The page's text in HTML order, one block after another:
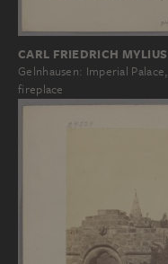
CARL FRIEDRICH MYLIUS
Gelnhausen: Imperial Palace,
fireplace